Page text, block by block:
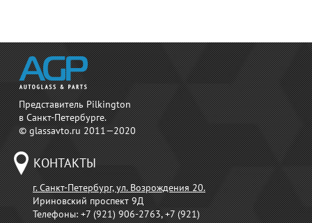
Представитель Pilkington
в Санкт-Петербурге.
© glassavto.ru 2011—2020
КОНТАКТЫ
г. Санкт-Петербург, ул. Возрождения 20.
Ириновский проспект 9Д
Телефоны:+7 (921) 906-2763, +7 (921)